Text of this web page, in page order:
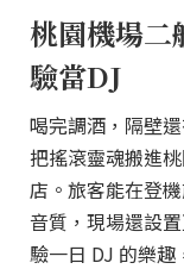
桃園機場二
驗當DJ
喝完調酒，隔壁
把搖滾靈魂搬進
店。旅客能在登
音質，現場還設
驗一日 DJ 的樂趣